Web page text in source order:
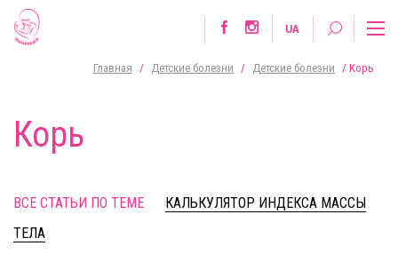
UA
Главная / Детские болезни / Детские болезни / Корь
Корь
ВСЕ СТАТЬИ ПО ТЕМЕ
КАЛЬКУЛЯТОР ИНДЕКСА МАССЫ
ТЕЛА